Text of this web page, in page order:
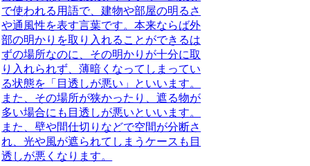
で使われる用語で、建物や部屋の明るさ
や通風性を表す言葉です。本来ならば外
部の明かりを取り入れることができるは
ずの場所なのに、その明かりが十分に取
り入れられず、薄暗くなってしまってい
る状態を「目透しが悪い」といいます。
また、その場所が狭かったり、遮る物が
多い場合にも目透しが悪いといいます。
また、壁や間仕切りなどで空間が分断さ
れ、光や風が遮られてしまうケースも目
透しが悪くなります。